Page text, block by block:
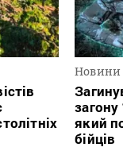
Новини
який
бійців